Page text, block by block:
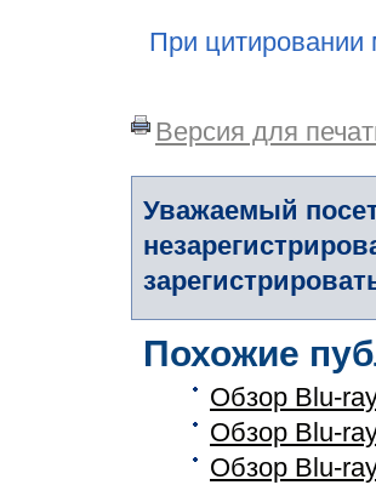
При цитировании
Версия для
Уважаемый
Похожие
Обзор Blu-
Обзор Blu-
Обзор Blu-